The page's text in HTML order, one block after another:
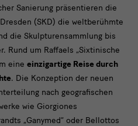
Sanierung präsentieren die
(SKD) die weltberühmte
die Skulpturensammlung bis
Rund um Raffaels „Sixtinische
eine einzigartige Reise durch
. Die Konzeption der neuen
nach geografischen
wie Giorgiones
„Ganymed“ oder Bellottos